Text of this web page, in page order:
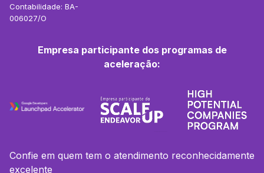
Contabilidade: BA-
006027/O
Empresa participante dos programas de
aceleração:
Confie em quem tem o atendimento reconhecidamente
excelente